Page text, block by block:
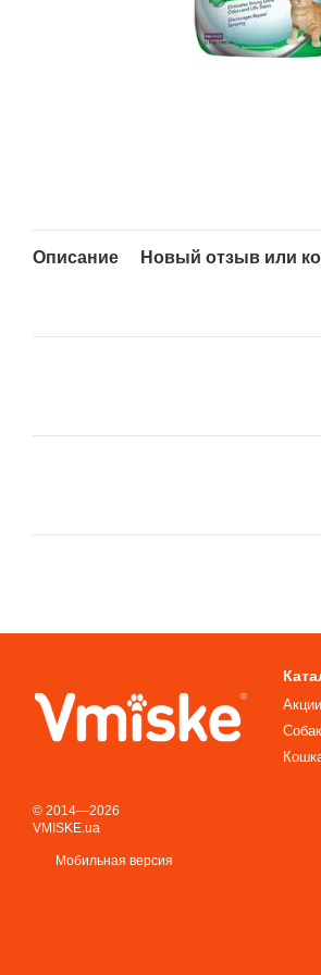
Описание Новый отзыв или
© 2014—2026
VMISKE.ua
Мобильная версия